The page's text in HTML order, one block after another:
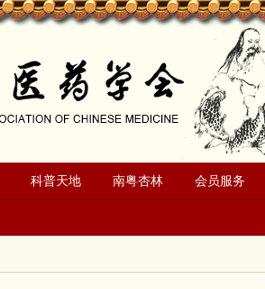
科普天地 南粤杏林 会员服务